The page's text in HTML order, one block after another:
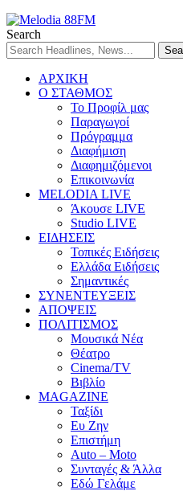
Search
ΑΡΧΙΚΗ
Ο ΣΤΑΘΜΟΣ
Το Προφίλ μας
Παραγωγοί
Πρόγραμμα
Διαφήμιση
Διαφημιζόμενοι
Επικοινωνία
MELODIA LIVE
Άκουσε LIVE
Studio LIVE
ΕΙΔΗΣΕΙΣ
Τοπικές Ειδήσεις
Ελλάδα Ειδήσεις
Σημαντικές
ΣΥΝΕΝΤΕΥΞΕΙΣ
ΑΠΟΨΕΙΣ
ΠΟΛΙΤΙΣΜΟΣ
Μουσικά Νέα
Θέατρο
Cinema/TV
Βιβλίο
MAGAZINE
Ταξίδι
Ευ Ζην
Επιστήμη
Auto – Moto
Συνταγές & Άλλα
Εδώ Γελάμε